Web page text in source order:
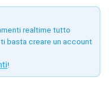
realtime tutto
basta creare un account
!